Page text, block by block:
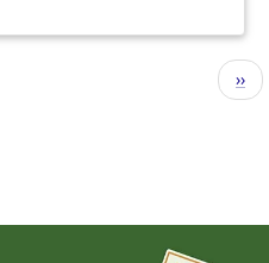
››